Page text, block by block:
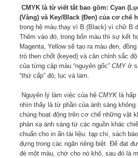
CMYK là từ viết tắt bao gồm: Cyan
(Vàng) và Key/Black (Đen) của cơ chế
trong hệ màu thay vì B (Black) vì chữ B
Thêm vào đó, trong bốn màu thì sự kết
Magenta, Yellow sẽ tạo ra màu đen,
trò then chốt (keyed) và căn chỉnh sắc
của từng cặp màu “nguyên gốc” CMY ở
“thứ cấp” đỏ, lục và lam.
Nguyên lý làm việc của hệ CMYK là
nhìn thấy là từ phần của ánh sáng
chúng hoạt động trên cơ chế những vật
phản xạ ánh sáng từ các nguồn khác
chuẩn cho in ấn tài liệu: tạp chí, sách
đựng trong các ngăn riêng biệt. Để đạt
đè một màu, chờ cho nó khô, sau đó là